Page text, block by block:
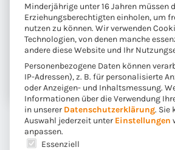
Minderjährige unter 16 Jahren müssen
Erziehungsberechtigten einholen, um
nutzen zu können. Wir verwenden
Technologien, von denen manche
andere diese Website und Ihr
Personenbezogene Daten können
IP-Adressen), z. B. für personalisierte
oder Anzeigen- und Inhaltsmessung.
Informationen über die Verwendung
in unserer Datenschutzerklärung. Sie
Auswahl jederzeit unter Einstellungen
anpassen.
Es folgt eine Liste der Service-
Essenziell